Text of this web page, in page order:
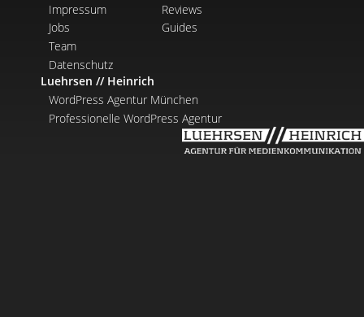
Impressum
Jobs
Team
Datenschutz
Reviews
Guides
Luehrsen // Heinrich
WordPress Agentur München
Professionelle WordPress Agentur